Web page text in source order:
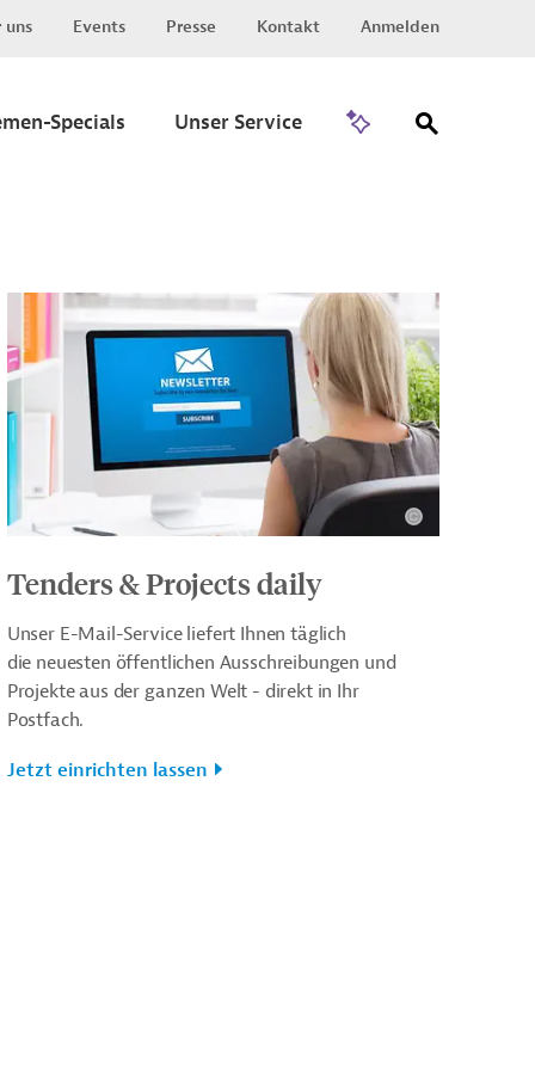
uns Events Presse Kontakt Anmelden
Specials Unser Service
Tenders & Projects daily
Unser E-Mail-Service liefert Ihnen täglich
die neuesten öffentlichen Ausschreibungen und
Projekte aus der ganzen Welt - direkt in Ihr
Postfach.
Jetzt einrichten lassen